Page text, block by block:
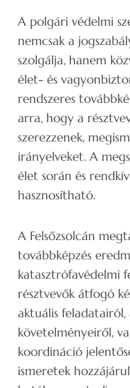
A polgári védelmi
nemcsak a
szolgálja, hanem
élet- és
rendszeres
arra, hogy a
szerezzenek,
irányelveket. A
élet során és
hasznosítható.
A Felsőzsolcán
továbbképzés
katasztrófavédelmi
résztvevők átfogó
aktuális feladatairól,
követelményeiről,
koordináció
ismeretek